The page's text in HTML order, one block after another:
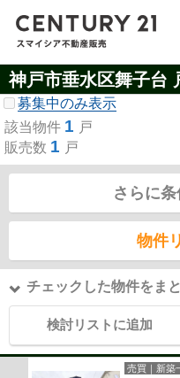
神戸市垂水区舞子台
募集中のみ表示
該当物件 1 戸
販売数 1 戸
さらに
物件
チェックした物件をま
検討リストに追加
売買｜新築